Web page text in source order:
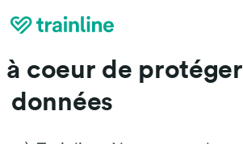
à coeur de
données